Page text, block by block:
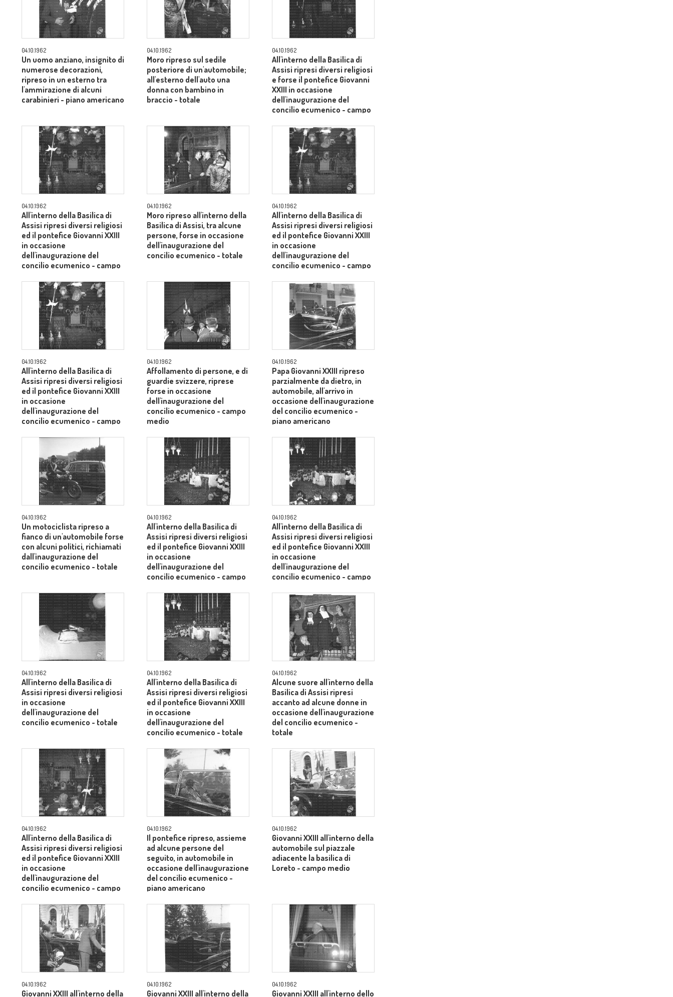
04.10.1962
Un uomo anziano, insignito di
numerose decorazioni,
ripreso in un esterno tra
l'ammirazione di alcuni
carabinieri - piano americano
04.10.1962
Moro ripreso sul sedile
posteriore di un'automobile;
all'esterno dell'auto una
donna con bambino in
braccio - totale
04.10.1962
All'interno della Basilica di
Assisi ripresi diversi religiosi
e forse il pontefice Giovanni
XXIII in occasione
dell'inaugurazione del
concilio ecumenico - campo
04.10.1962
All'interno della Basilica di
Assisi ripresi diversi religiosi
ed il pontefice Giovanni XXIII
in occasione
dell'inaugurazione del
concilio ecumenico - campo
04.10.1962
Moro ripreso all'interno della
Basilica di Assisi, tra alcune
persone, forse in occasione
dell'inaugurazione del
concilio ecumenico - totale
04.10.1962
All'interno della Basilica di
Assisi ripresi diversi religiosi
ed il pontefice Giovanni XXIII
in occasione
dell'inaugurazione del
concilio ecumenico - campo
04.10.1962
All'interno della Basilica di
Assisi ripresi diversi religiosi
ed il pontefice Giovanni XXIII
in occasione
dell'inaugurazione del
concilio ecumenico - campo
04.10.1962
Affollamento di persone, e di
guardie svizzere, riprese
forse in occasione
dell'inaugurazione del
concilio ecumenico - campo
medio
04.10.1962
Papa Giovanni XXIII ripreso
parzialmente da dietro, in
automobile, all'arrivo in
occasione dell'inaugurazione
del concilio ecumenico -
piano americano
04.10.1962
Un motociclista ripreso a
fianco di un'automobile forse
con alcuni politici, richiamati
dall'inaugurazione del
concilio ecumenico - totale
04.10.1962
All'interno della Basilica di
Assisi ripresi diversi religiosi
ed il pontefice Giovanni XXIII
in occasione
dell'inaugurazione del
concilio ecumenico - campo
04.10.1962
All'interno della Basilica di
Assisi ripresi diversi religiosi
ed il pontefice Giovanni XXIII
in occasione
dell'inaugurazione del
concilio ecumenico - campo
04.10.1962
All'interno della Basilica di
Assisi ripresi diversi religiosi
in occasione
dell'inaugurazione del
concilio ecumenico - totale
04.10.1962
All'interno della Basilica di
Assisi ripresi diversi religiosi
ed il pontefice Giovanni XXIII
in occasione
dell'inaugurazione del
concilio ecumenico - totale
04.10.1962
Alcune suore all'interno della
Basilica di Assisi ripresi
accanto ad alcune donne in
occasione dell'inaugurazione
del concilio ecumenico -
totale
04.10.1962
All'interno della Basilica di
Assisi ripresi diversi religiosi
ed il pontefice Giovanni XXIII
in occasione
dell'inaugurazione del
concilio ecumenico - campo
04.10.1962
Il pontefice ripreso, assieme
ad alcune persone del
seguito, in automobile in
occasione dell'inaugurazione
del concilio ecumenico -
piano americano
04.10.1962
Giovanni XXIII all'interno della
automobile sul piazzale
adiacente la basilica di
Loreto - campo medio
04.10.1962
Giovanni XXIII all'interno della
04.10.1962
Giovanni XXIII all'interno della
04.10.1962
Giovanni XXIII all'interno dello